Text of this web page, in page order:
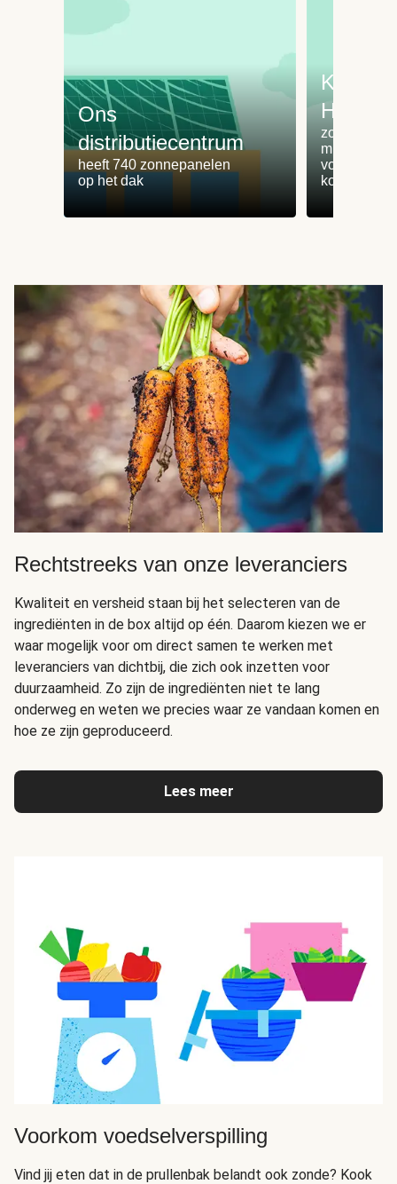
Ons
distributiecentrum
heeft 740 zonnepanelen
op het dak
Koken
zorgt voor
minder
koken
Rechtstreeks van onze leveranciers
Kwaliteit en versheid staan bij het selecteren van de
ingrediënten in de box altijd op één. Daarom kiezen we er
waar mogelijk voor om direct samen te werken met
leveranciers van dichtbij, die zich ook inzetten voor
duurzaamheid. Zo zijn de ingrediënten niet te lang
onderweg en weten we precies waar ze vandaan komen en
hoe ze zijn geproduceerd.
Lees meer
Voorkom voedselverspilling
Vind jij eten dat in de prullenbak belandt ook zonde? Kook